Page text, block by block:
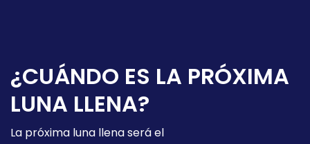
¿CUÁNDO ES LA PRÓXIMA
LUNA LLENA?
La próxima luna llena será el